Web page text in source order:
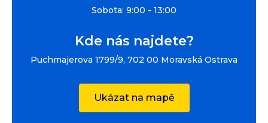
Sobota: 9:00 - 13:00
Kde nás najdete?
Puchmajerova 1799/9, 702 00 Moravská Ostrava
Ukázat na mapě